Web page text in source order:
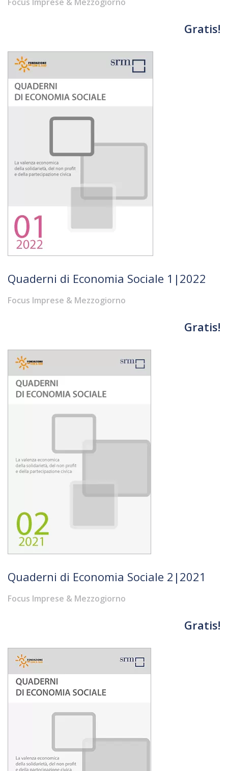
Gratis!
Quaderni di Economia Sociale 1|2022
Focus Imprese & Mezzogiorno
Gratis!
Quaderni di Economia Sociale 2|2021
Focus Imprese & Mezzogiorno
Gratis!